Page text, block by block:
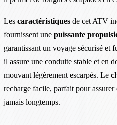
Les caractéristiques de cet ATV
fournissent une puissante
garantissant un voyage sécurisé et
il assure une conduite stable et en
mouvant légèrement escarpés. Le
recharge facile, parfait pour assurer
jamais longtemps.